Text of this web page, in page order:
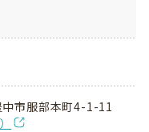
市服部本町4-1-11